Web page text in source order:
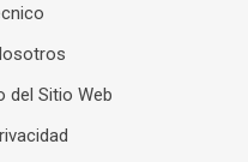
del Sitio Web